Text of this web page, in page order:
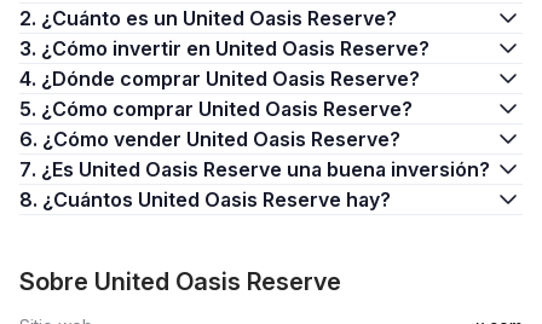
2. ¿Cuánto es un United Oasis Reserve?
3. ¿Cómo invertir en United Oasis Reserve?
4. ¿Dónde comprar United Oasis Reserve?
5. ¿Cómo comprar United Oasis Reserve?
6. ¿Cómo vender United Oasis Reserve?
7. ¿Es United Oasis Reserve una buena inversión?
8. ¿Cuántos United Oasis Reserve hay?
Sobre United Oasis Reserve